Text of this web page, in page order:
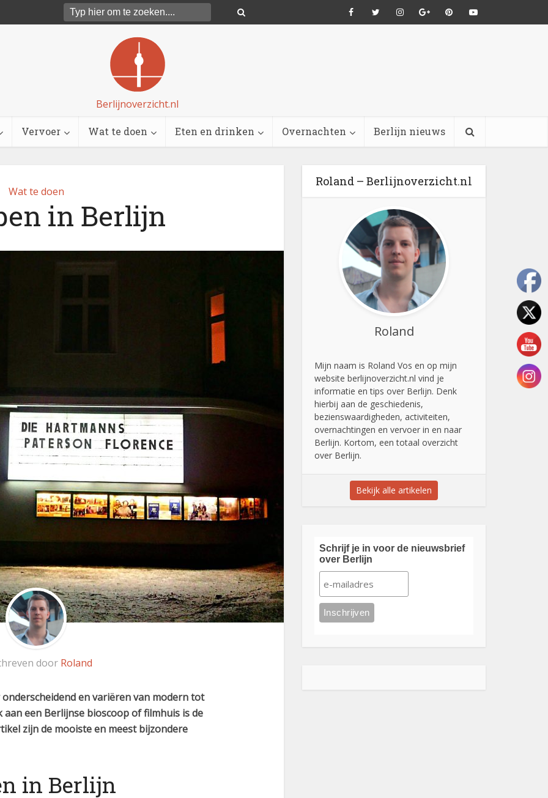
Berlijnoverzicht.nl
Vervoer Wat te doen Eten en drinken Overnachten Berlijn nieuws
Wat te doen
in Berlijn
door Roland
en variëren van modern tot
een Berlijnse bioscoop of filmhuis is de
zijn de mooiste en meest bijzondere
in Berlijn
Roland – Berlijnoverzicht.nl
Roland
Mijn naam is Roland Vos en op mijn
website berlijnoverzicht.nl vind je
informatie en tips over Berlijn. Denk
hierbij aan de geschiedenis,
bezienswaardigheden, activiteiten,
overnachtingen en vervoer in en naar
Berlijn. Kortom, een totaal overzicht
over Berlijn.
Bekijk alle artikelen
Schrijf je in voor de nieuwsbrief
over Berlijn